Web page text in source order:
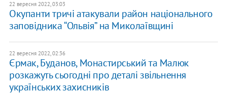
22 вересня 2022, 03:03
Окупанти тричі атакували район національного
заповідника “Ольвія” на Миколаївщині
22 вересня 2022, 02:36
Єрмак, Буданов, Монастирський та Малюк
розкажуть сьогодні про деталі звільнення
українських захисників